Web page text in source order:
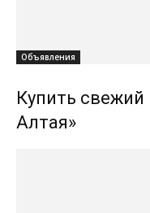
Объявления
Купить
Алтая»